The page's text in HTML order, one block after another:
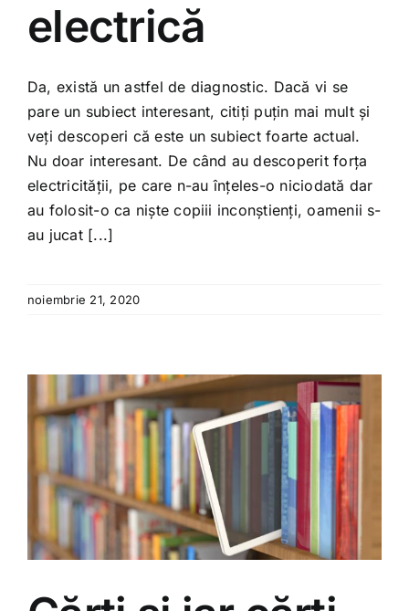
electrică
Da, există un astfel de diagnostic. Dacă vi se
pare un subiect interesant, citiți puțin mai mult și
veți descoperi că este un subiect foarte actual.
Nu doar interesant. De când au descoperit forța
electricității, pe care n-au înțeles-o niciodată dar
au folosit-o ca niște copiii inconștienți, oamenii s-
au jucat [...]
noiembrie 21, 2020